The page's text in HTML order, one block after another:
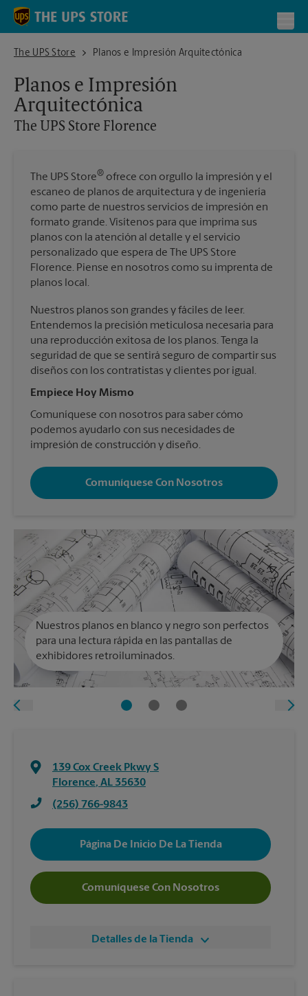
Skip to content
Return to Nav
The UPS Store
The UPS Store FlorencePlanos e Impresión Arquitectónica
Planos e Impresión
Arquitectónica
The UPS Store Florence
The UPS Store® ofrece con orgullo la impresión y el
escaneo de planos de arquitectura y de ingeniería
como parte de nuestros servicios de impresión en
formato grande. Visítenos para que imprima sus
planos con la atención al detalle y el servicio
personalizado que espera de The UPS Store
Florence. Piense en nosotros como su imprenta de
planos local.
Nuestros planos son grandes y fáciles de leer.
Entendemos la precisión meticulosa necesaria para
una reproducción exitosa de los planos. Tenga la
seguridad de que se sentirá seguro de compartir sus
diseños con los contratistas y clientes por igual.
Empiece Hoy Mismo
Comuníquese con nosotros para saber cómo
podemos ayudarlo con sus necesidades de
impresión de construcción y diseño.
Comuníquese Con Nosotros
Nuestros planos en blanco y negro son perfectos
para una lectura rápida en las pantallas de
exhibidores retroiluminados.
139 Cox Creek Pkwy S
Florence, AL 35630
(256) 766-9843
Página De Inicio De La Tienda
Comuníquese Con Nosotros
Detalles de la Tienda